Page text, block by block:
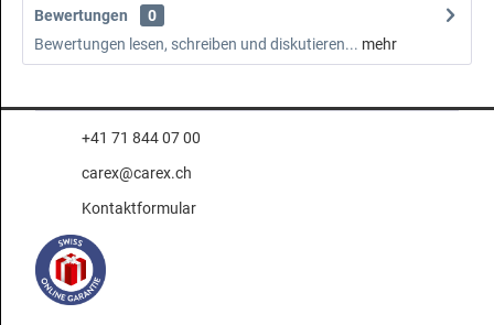
Bewertungen
0
Bewertungen lesen, schreiben und diskutieren... mehr
+41 71 844 07 00
carex@carex.ch
Kontaktformular